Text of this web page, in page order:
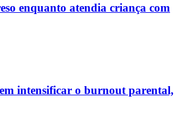
enquanto atendia criança com
intensificar o burnout parental,